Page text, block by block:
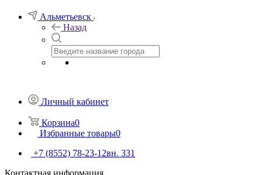
Альметьевск
Назад
Личный кабинет
Корзина0
Избранные товары0
+7 (8552) 78-23-12вн. 331
Контактная информация